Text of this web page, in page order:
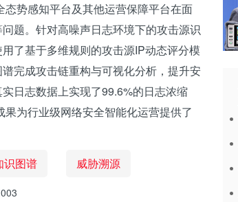
势感知平台及其他运营保障平台在面
题。针对高噪声日志环境下的攻击源识
了基于多维规则的攻击源IP动态评分模
完成攻击链重构与可视化分析，提升安
日志数据上实现了99.6%的日志浓缩
为行业级网络安全智能化运营提供了
识图谱 威胁溯源